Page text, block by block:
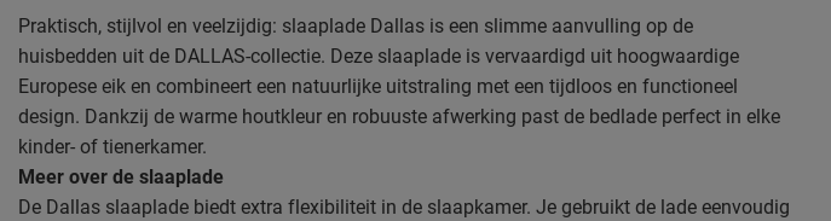
Praktisch, stijlvol en veelzijdig: slaaplade Dallas is een slimme aanvulling op de
huisbedden uit de DALLAS-collectie. Deze slaaplade is vervaardigd uit hoogwaardige
Europese eik en combineert een natuurlijke uitstraling met een tijdloos en functioneel
design. Dankzij de warme houtkleur en robuuste afwerking past de bedlade perfect in elke
kinder- of tienerkamer.
Meer over de slaaplade
De Dallas slaaplade biedt extra flexibiliteit in de slaapkamer. Je gebruikt de lade eenvoudig